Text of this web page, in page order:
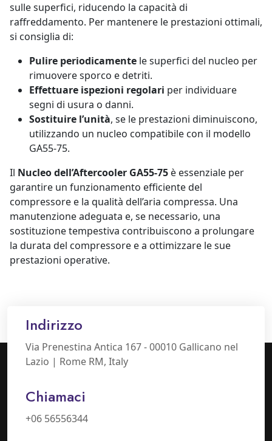
sulle superfici, riducendo la capacità di
raffreddamento. Per mantenere le prestazioni ottimali,
si consiglia di:
Pulire periodicamente le superfici del nucleo per
rimuovere sporco e detriti.
Effettuare ispezioni regolari per individuare
segni di usura o danni.
Sostituire l’unità, se le prestazioni diminuiscono,
utilizzando un nucleo compatibile con il modello
GA55-75.
Il Nucleo dell’Aftercooler GA55-75 è essenziale per
garantire un funzionamento efficiente del
compressore e la qualità dell’aria compressa. Una
manutenzione adeguata e, se necessario, una
sostituzione tempestiva contribuiscono a prolungare
la durata del compressore e a ottimizzare le sue
prestazioni operative.
Indirizzo
Via Prenestina Antica 167 - 00010 Gallicano nel
Lazio | Rome RM, Italy
Chiamaci
+06 56556344